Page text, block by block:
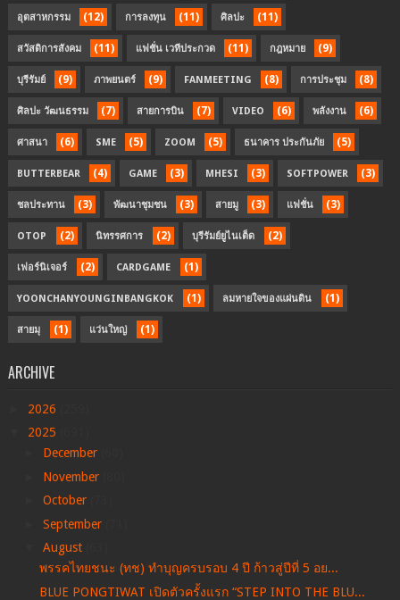
อุตสาหกรรม (12) การลงทุน (11) ศิลปะ (11)
สวัสดิการสังคม (11) แฟชั่น เวทีประกวด (11) กฎหมาย (9)
บุรีรัมย์ (9) ภาพยนตร์ (9) FANMEETING (8) การประชุม (8)
ศิลปะ วัฒนธรรม (7) สายการบิน (7) VIDEO (6) พลังงาน (6)
ศาสนา (6) SME (5) ZOOM (5) ธนาคาร ประกันภัย (5)
BUTTERBEAR (4) GAME (3) MHESI (3) SOFTPOWER (3)
ชลประทาน (3) พัฒนาชุมชน (3) สายมู (3) แฟชั่น (3)
OTOP (2) นิทรรศการ (2) บุรีรัมย์ยูไนเต็ด (2)
เฟอร์นิเจอร์ (2) CARDGAME (1)
YOONCHANYOUNGINBANGKOK (1) ลมหายใจของแผ่นดิน (1)
สายมุ (1) แว่นใหญ่ (1)
ARCHIVE
2026
2025
December
November
October
September
August
พรรคไทยชนะ (ทช) ทำบุญครบรอบ 4 ปี ก้าวสู่ปีที่ 5 อย...
BLUE PONGTIWAT เปิดตัวครั้งแรก “STEP INTO THE BLU...